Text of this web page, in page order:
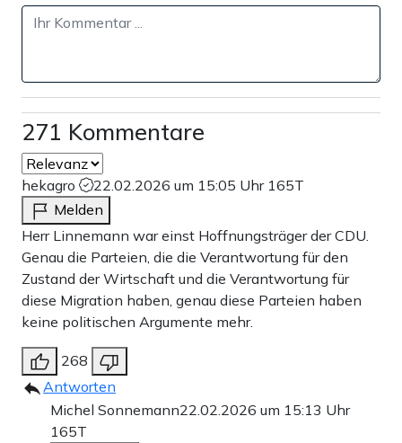
271 Kommentare
hekagro 22.02.2026 um 15:05 Uhr 165T
Melden
Herr Linnemann war einst Hoffnungsträger der CDU.
Genau die Parteien, die die Verantwortung für den
Zustand der Wirtschaft und die Verantwortung für
diese Migration haben, genau diese Parteien haben
keine politischen Argumente mehr.
268
Antworten
Michel Sonnemann22.02.2026 um 15:13 Uhr
165T